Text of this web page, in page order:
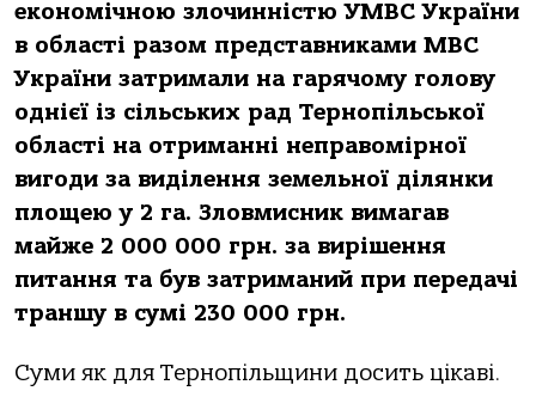
економічною злочинністю УМВС України
в області разом представниками МВС
України затримали на гарячому голову
однієї із сільських рад Тернопільської
області на отриманні неправомірної
вигоди за виділення земельної ділянки
площею у 2 га. Зловмисник вимагав
майже 2 000 000 грн. за вирішення
питання та був затриманий при передачі
траншу в сумі 230 000 грн.
Суми як для Тернопільщини досить цікаві.